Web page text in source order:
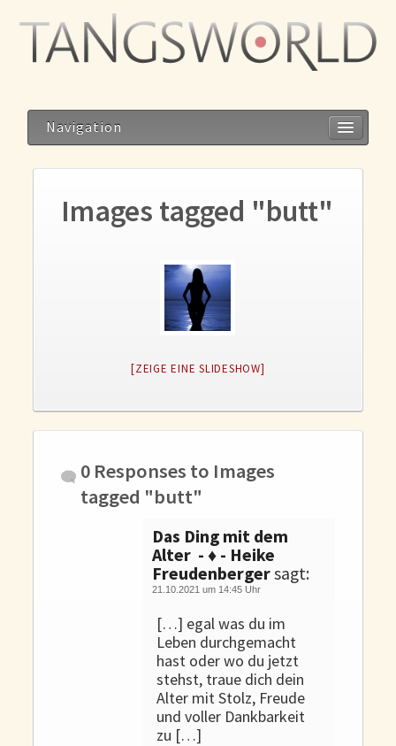
Navigation
Meditation im Alltag – Alltag als Meditation
WunschLos Glücklichsein – und das ausgerechnet zu Weihnachten?
Bücher
Die zwei Leben des Herrn Richie
Images tagged "butt"
[ZEIGE EINE SLIDESHOW]
0 Responses to Images
tagged "butt"
Das Ding mit dem
Alter - ♦ - Heike
Freudenbergersagt:
21.10.2021 um 14:45 Uhr
[…] egal was du im
Leben durchgemacht
hast oder wo du jetzt
stehst, traue dich dein
Alter mit Stolz, Freude
und voller Dankbarkeit
zu […]